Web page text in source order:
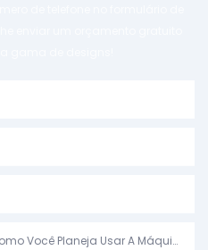
Finalidade De Uso:Descreva Como Você Planeja Usar A Máquina.